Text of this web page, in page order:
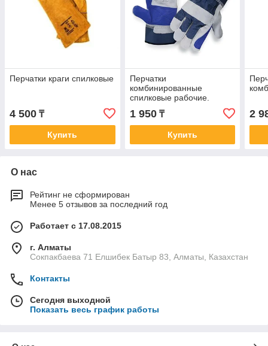
Перчатки краги спилковые
4 500 ₸
Купить
Перчатки
комбинированные
спилковые рабочие.
1 950₸
Купить
2
О нас
Рейтинг не сформирован
Менее 5 отзывов за последний год
Работает с 17.08.2015
г. Алматы
Сокпакбаева 71 Елшибек Батыр 83, Алматы, Казахстан
Контакты
Сегодня выходной
Показать весь график работы